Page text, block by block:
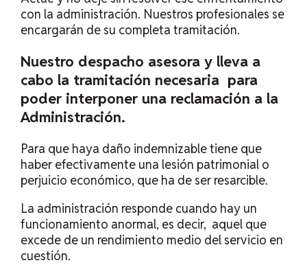
con la administración. Nuestros profesionales se
encargarán de su completa tramitación.
Nuestro despacho asesora y lleva a
cabo la tramitación necesaria para
poder interponer una reclamación a la
Administración.
Para que haya daño indemnizable tiene que
haber efectivamente una lesión patrimonial o
perjuicio económico, que ha de ser resarcible.
La administración responde cuando hay un
funcionamiento anormal, es decir, aquel que
excede de un rendimiento medio del servicio en
cuestión.